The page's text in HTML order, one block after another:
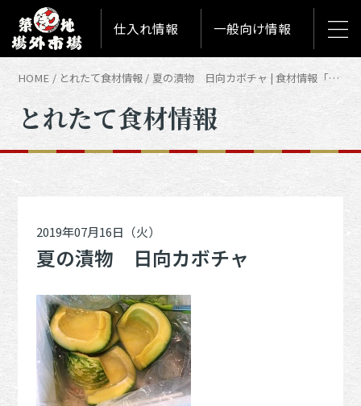
仕入れ情報 一般向け情報
HOME とれたて食材情報 夏の漬物 日向カボチャ | 食材情報「とれたて築地食材情報」
とれたて食材情報
2019年07月16日（火）
夏の漬物 日向カボチャ